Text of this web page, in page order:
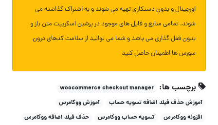
اورجینال و بدون دستکاری تهیه می شوند و به اشتراک گذاشته می
شوند. تمامی منابع و فایل های موجود در پرشین اسکریپت متن باز و
بدون قفل گذاری می باشد و شما می توانید از سلامت کدهای درون
سورس ها اطمینان حاصل کنید
برچسب ها:
woocommerce checkout manager
آموزش حذف فیلد اضافه تسویه حساب
آموزش ووکامرس
افزونه ووکامرس
تسویه حساب ووکامرس
حذف فیلد اضافه ووکامرس